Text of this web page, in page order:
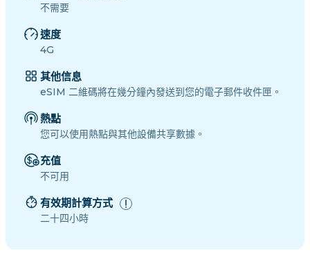
不需要
速度
4G
其他信息
eSIM 二維碼將在幾分鐘內發送到您的電子郵件收件匣。
熱點
您可以使用熱點與其他設備共享數據。
充值
不可用
有效期計算方式
二十四小時